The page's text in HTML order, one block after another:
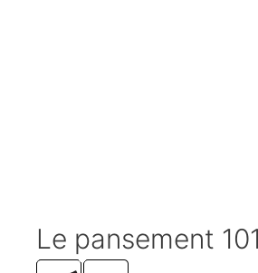
Le pansement 101